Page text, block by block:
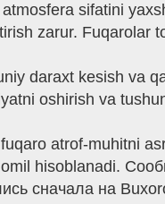
sifatini
zarur. Fuqarolar
daraxt kesish va
oshirish va
atrof-muhitni
hisoblanadi.
сначала на